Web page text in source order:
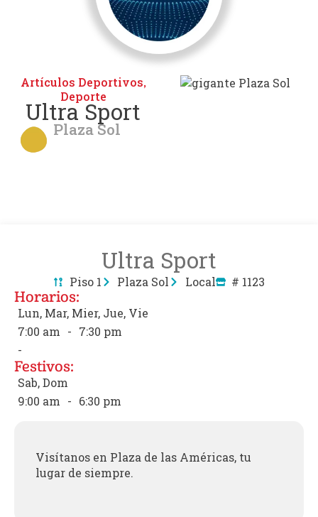
Artículos Deportivos,
Deporte
Ultra Sport
Plaza Sol
Ultra Sport
Piso 1 Plaza Sol Local # 1123
Horarios:
Lun, Mar, Mier, Jue, Vie
7:00 am - 7:30 pm
-
Festivos:
Sab, Dom
9:00 am - 6:30 pm
Visítanos en Plaza de las Américas, tu
lugar de siempre.